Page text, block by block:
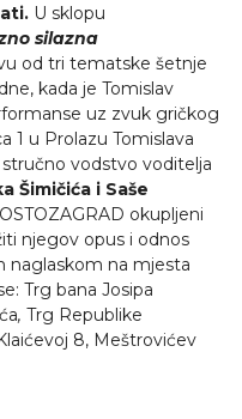
U sklopu
silazna
od tri tematske šetnje
kada je Tomislav
uz zvuk gričkog
1 u Prolazu Tomislava
vodstvo voditelja
Šimičića i Saše
okupljeni
njegov opus i odnos
naglaskom na mjesta
Trg bana Josipa
, Trg Republike
8, Meštrovićev